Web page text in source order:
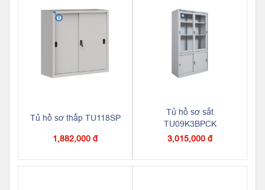
Tủ hồ sơ thấp TU118SP
1,882,000 đ
Tủ hồ sơ sắt
TU09K3BPCK
3,015,000 đ